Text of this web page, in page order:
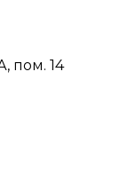
пом. 14